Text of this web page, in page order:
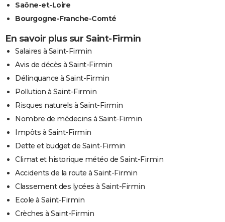
Saône-et-Loire
Bourgogne-Franche-Comté
En savoir plus sur Saint-Firmin
Salaires à Saint-Firmin
Avis de décès à Saint-Firmin
Délinquance à Saint-Firmin
Pollution à Saint-Firmin
Risques naturels à Saint-Firmin
Nombre de médecins à Saint-Firmin
Impôts à Saint-Firmin
Dette et budget de Saint-Firmin
Climat et historique météo de Saint-Firmin
Accidents de la route à Saint-Firmin
Classement des lycées à Saint-Firmin
Ecole à Saint-Firmin
Crèches à Saint-Firmin